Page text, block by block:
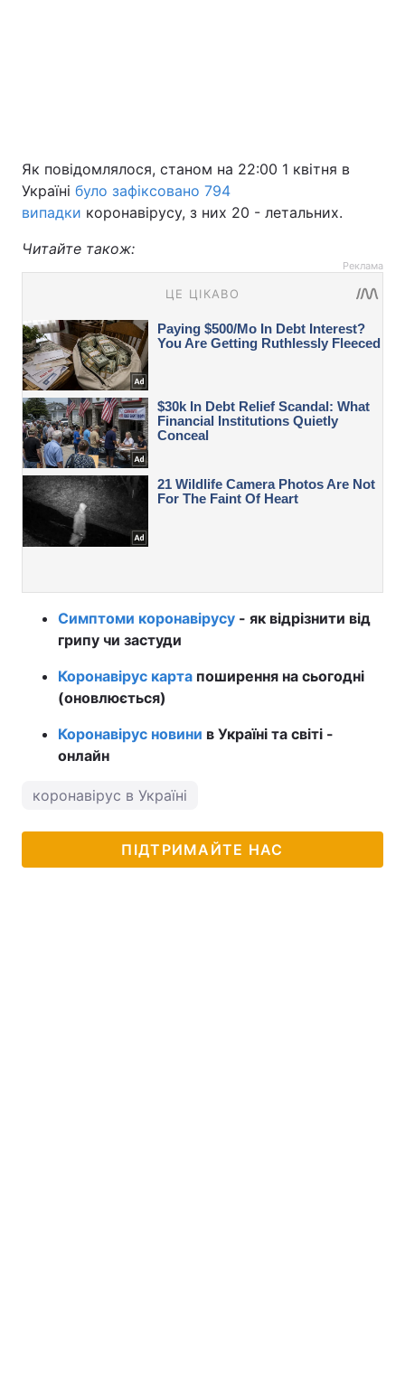
Як повідомлялося, станом на 22:00 1 квітня в
Україні було зафіксовано 794
випадки коронавірусу, з них 20 - летальних.
Читайте також:
Реклама
Симптоми коронавірусу - як відрізнити від
грипу чи застуди
Коронавірус карта поширення на сьогодні
(оновлюється)
Коронавірус новини в Україні та світі -
онлайн
коронавірус в Україні
ПІДТРИМАЙТЕ НАС